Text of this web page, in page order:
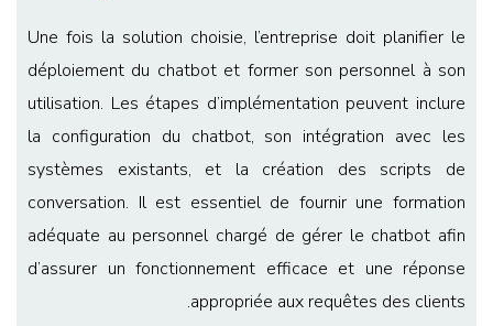
Une fois la solution choisie, l’entreprise doit planifier le
déploiement du chatbot et former son personnel à son
utilisation. Les étapes d’implémentation peuvent inclure
la configuration du chatbot, son intégration avec les
systèmes existants, et la création des scripts de
conversation. Il est essentiel de fournir une formation
adéquate au personnel chargé de gérer le chatbot afin
d’assurer un fonctionnement efficace et une réponse
appropriée aux requêtes des clients.